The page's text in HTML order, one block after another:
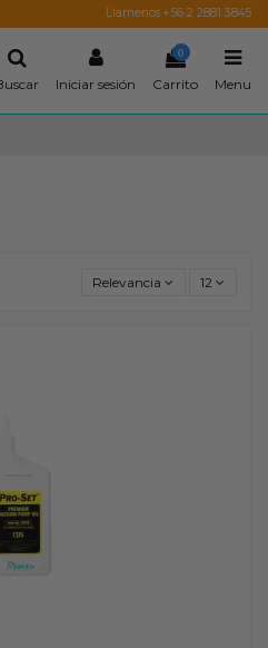
Llamenos +56 2 2881 3845
Iniciar sesión
0
Carrito Menu
Relevancia 12